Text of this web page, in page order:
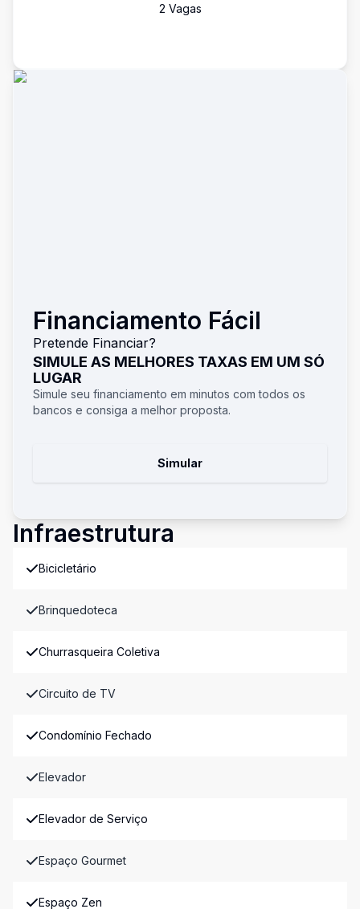
2 Vagas
Financiamento Fácil
Pretende Financiar?
SIMULE AS MELHORES TAXAS EM UM SÓ
LUGAR
Simule seu financiamento em minutos com todos os
bancos e consiga a melhor proposta.
Simular
Infraestrutura
Bicicletário
Brinquedoteca
Churrasqueira Coletiva
Circuito de TV
Condomínio Fechado
Elevador
Elevador de Serviço
Espaço Gourmet
Espaço Zen